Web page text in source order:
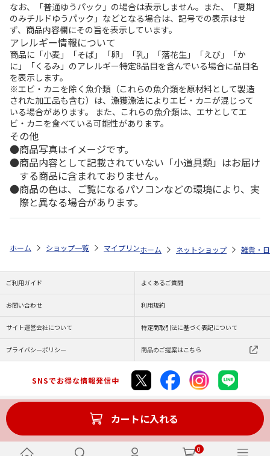
0
なお、「普通ゆうパック」の場合は表示しません。また、「夏期
のみチルドゆうパック」などとなる場合は、記号での表示はせ
ず、商品内容欄にその旨を表示しています。
アレルギー情報について
商品に「小麦」「そば」「卵」「乳」「落花生」「えび」「か
に」「くるみ」のアレルギー特定8品目を含んでいる場合に品目名
を表示します。
※エビ・カニを除く魚介類（これらの魚介類を原材料として製造
された加工品も含む）は、漁獲漁法によりエビ・カニが混じって
いる場合があります。 また、これらの魚介類は、エサとしてエ
ビ・カニを食べている可能性があります。
その他
商品写真はイメージです。
商品内容として記載されていない「小道具類」はお届け
する商品に含まれておりません。
商品の色は、ご覧になるパソコンなどの環境により、実
際と異なる場合があります。
カートに入れる
ホーム ショップ一覧 マイプリント ビーンズ迷子札【フレンチ・
ホーム ネットショップ 雑貨・
ご利用ガイド よくあるご質問
お問い合わせ 利用規約
サイト運営会社について 特定商取引法に基づく表記について
プライバシーポリシー 商品のご提案はこちら
SNSでお得な情報発信中